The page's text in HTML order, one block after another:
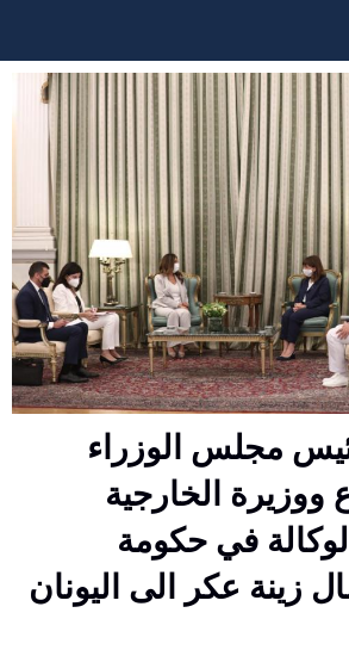
مجلس الوزراء
ووزيرة الخارجية
في حكومة
زينة عكر الى اليونان